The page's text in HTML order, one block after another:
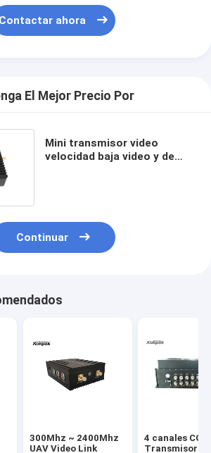
Contactar ahora
El Mejor Precio Por
Mini transmisor video
velocidad baja video y de
Continuar
300Mhz ~ 2400Mhz
UAV Video Link
4 canales
Transmisor